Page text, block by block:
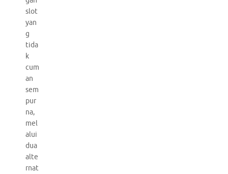
slot
yan
g
tida
k
cum
an
sem
pur
na,
mel
alui
dua
alte
rnat